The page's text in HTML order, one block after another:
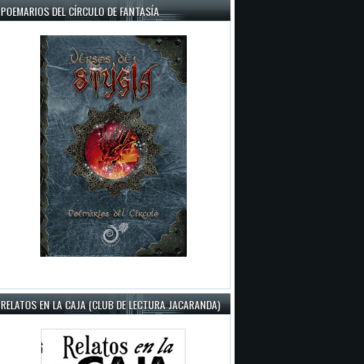
POEMARIOS DEL CÍRCULO DE FANTASÍA
RELATOS EN LA CAJA (CLUB DE LECTURA JACARANDA)